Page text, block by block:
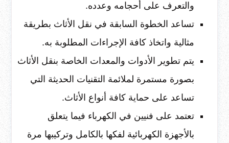
والتعرف على أحجامه وعدده.
تساعد الخطوة السابقة في نقل الأثاث بطريقة
مثالية واتخاذ كافة الإجراءات المطلوبة به.
يتم تطوير الأدوات والمعدات الخاصة بنقل الأثاث
بصورة مستمرة لملائمة التقنيات الحديثة التي
تساعد على حماية كافة أنواع الأثاث.
تعتمد على فنيين في الكهرباء فيما يتعلق
بالأجهزة الكهربائية لفكها بالكامل وتركيبها مرة